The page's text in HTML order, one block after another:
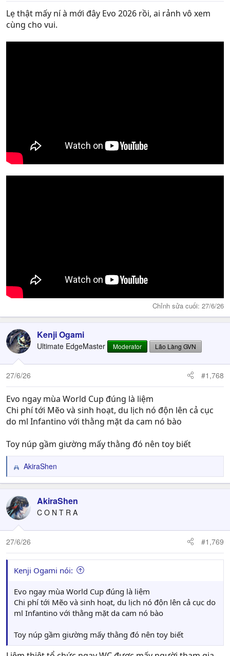
Lẹ thật mấy ní à mới đây Evo 2026 rồi, ai rảnh vô xem
cùng cho vui.
Chỉnh sửa cuối: 27/6/26
Kenji Ogami
Ultimate EdgeMaster Moderator Lão Làng GVN
27/6/26 #1,768
Evo ngay mùa World Cup đúng là liệm
Chi phí tới Mẽo và sinh hoạt, du lịch nó độn lên cả cục
do ml Infantino với thằng mặt da cam nó bào
Toy núp gầm giường mấy thằng đó nên toy biết
R
e
c
t
i
o
n
s
:
AkiraShen
AkiraShen
C O N T R A
27/6/26 #1,769
Kenji Ogami nói:
Evo ngay mùa World Cup đúng là liệm
Chi phí tới Mẽo và sinh hoạt, du lịch nó độn lên cả cục do
ml Infantino với thằng mặt da cam nó bào
Toy núp gầm giường mấy thằng đó nên toy biết